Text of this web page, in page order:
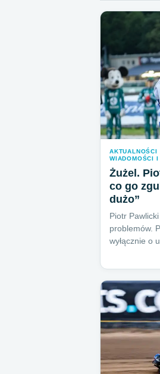
AKTUALNOŚCI
WIADOMOŚCI
Żużel.
co go
dużo”
Piotr
problemów.
wyłącznie o